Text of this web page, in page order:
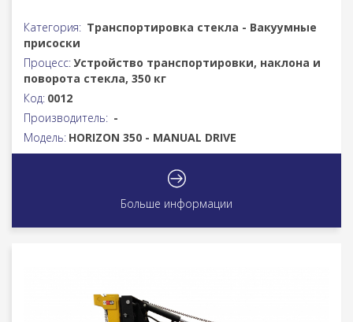
Категория: Транспортировка стекла - Вакуумные
присоски
Процесс:Устройство транспортировки, наклона и
поворота стекла, 350 кг
Код: 0012
Производитель: -
Модель: HORIZON 350 - MANUAL DRIVE
Больше информации